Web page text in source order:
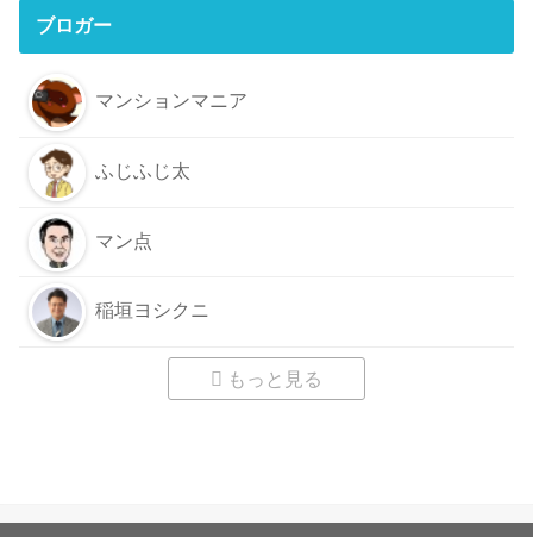
ブロガー
マンションマニア
ふじふじ太
マン点
稲垣ヨシクニ
もっと見る